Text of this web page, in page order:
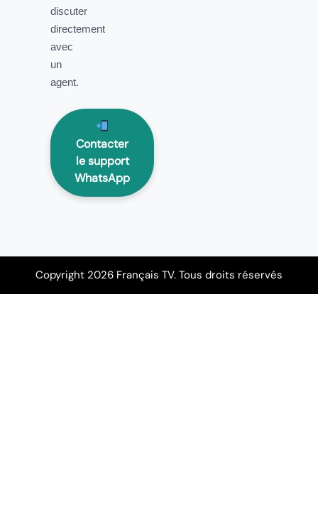
discuter
directement
avec
un
agent.
Contacter
le support
WhatsApp
Copyright 2026 Français TV. Tous droits réservés